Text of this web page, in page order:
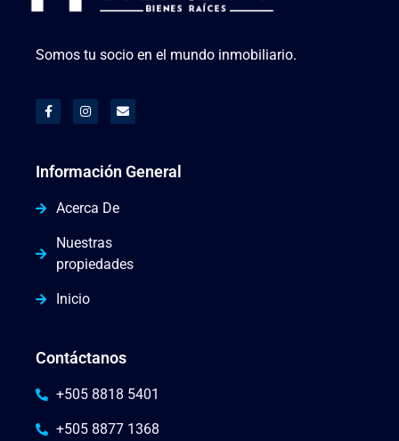
Somos tu socio en el mundo inmobiliario.
Información General
Acerca De
Nuestras
propiedades
Inicio
Contáctanos
+505 8818 5401
+505 8877 1368